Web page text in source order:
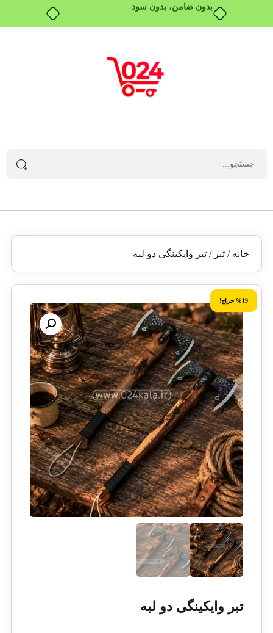
بدون ضامن، بدون سود
خانه / تبر / تبر وایکینگی دو لبه
%19 حراج!
تبر وایکینگی دو لبه